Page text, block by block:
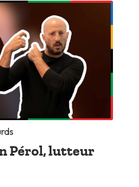
Pérol, lutteur